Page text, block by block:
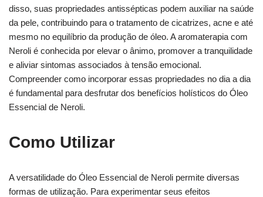
disso, suas propriedades antissépticas podem auxiliar na saúde
da pele, contribuindo para o tratamento de cicatrizes, acne e até
mesmo no equilíbrio da produção de óleo. A aromaterapia com
Neroli é conhecida por elevar o ânimo, promover a tranquilidade
e aliviar sintomas associados à tensão emocional.
Compreender como incorporar essas propriedades no dia a dia
é fundamental para desfrutar dos benefícios holísticos do Óleo
Essencial de Neroli.
Como Utilizar
A versatilidade do Óleo Essencial de Neroli permite diversas
formas de utilização. Para experimentar seus efeitos